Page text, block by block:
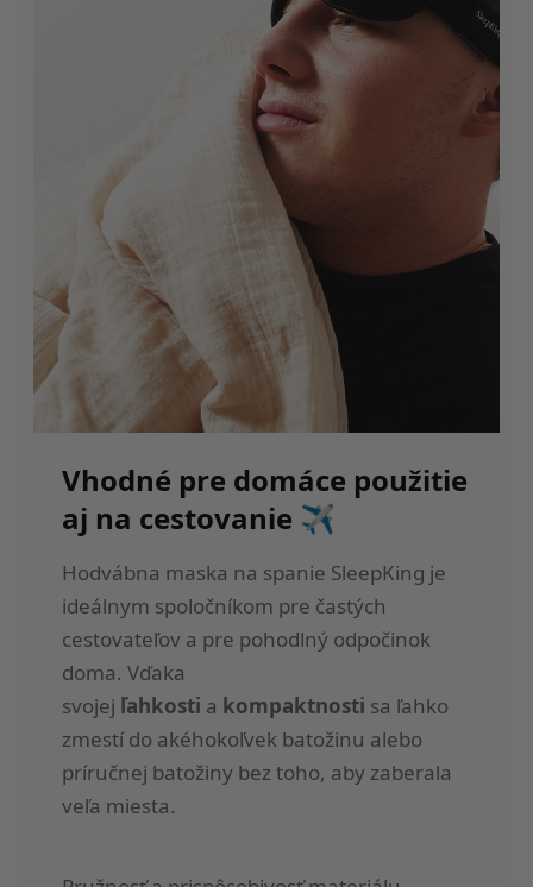
Vhodné pre domáce použitie
aj na cestovanie ✈️
Hodvábna maska na spanie SleepKing je
ideálnym spoločníkom pre častých
cestovateľov a pre pohodlný odpočinok
doma. Vďaka
svojej ľahkosti a kompaktnosti sa ľahko
zmestí do akéhokoľvek batožinu alebo
príručnej batožiny bez toho, aby zaberala
veľa miesta.